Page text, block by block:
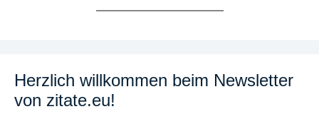
Herzlich willkommen beim Newsletter
von zitate.eu!